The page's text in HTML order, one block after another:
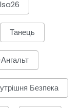
Танець
Безпека